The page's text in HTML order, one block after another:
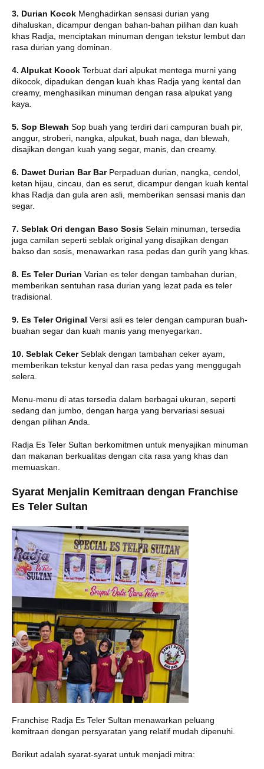
3. Durian Kocok Menghadirkan sensasi durian yang
dihaluskan, dicampur dengan bahan-bahan pilihan dan kuah
khas Radja, menciptakan minuman dengan tekstur lembut dan
rasa durian yang dominan.
4. Alpukat Kocok Terbuat dari alpukat mentega murni yang
dikocok, dipadukan dengan kuah khas Radja yang kental dan
creamy, menghasilkan minuman dengan rasa alpukat yang
kaya.
5. Sop Blewah Sop buah yang terdiri dari campuran buah pir,
anggur, stroberi, nangka, alpukat, buah naga, dan blewah,
disajikan dengan kuah yang segar, manis, dan creamy.
6. Dawet Durian Bar BarPerpaduan durian, nangka, cendol,
ketan hijau, cincau, dan es serut, dicampur dengan kuah kental
khas Radja dan gula aren asli, memberikan sensasi manis dan
segar.
7. Seblak Ori dengan Baso Sosis Selain minuman, tersedia
juga camilan seperti seblak original yang disajikan dengan
bakso dan sosis, menawarkan rasa pedas dan gurih yang khas.
8. Es Teler Durian Varian es teler dengan tambahan durian,
memberikan sentuhan rasa durian yang lezat pada es teler
tradisional.
9. Es Teler Original Versi asli es teler dengan campuran buah-
buahan segar dan kuah manis yang menyegarkan.
10. Seblak CekerSeblak dengan tambahan ceker ayam,
memberikan tekstur kenyal dan rasa pedas yang menggugah
selera.
Menu-menu di atas tersedia dalam berbagai ukuran, seperti
sedang dan jumbo, dengan harga yang bervariasi sesuai
dengan pilihan Anda.
Radja Es Teler Sultan berkomitmen untuk menyajikan minuman
dan makanan berkualitas dengan cita rasa yang khas dan
memuaskan.
Syarat Menjalin Kemitraan dengan Franchise
Es Teler Sultan
Franchise Radja Es Teler Sultan menawarkan peluang
kemitraan dengan persyaratan yang relatif mudah dipenuhi.
Berikut adalah syarat-syarat untuk menjadi mitra: